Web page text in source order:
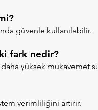
güvenle kullanılabilir.
fark nedir?
yüksek mukavemet
verimliliğini artırır.